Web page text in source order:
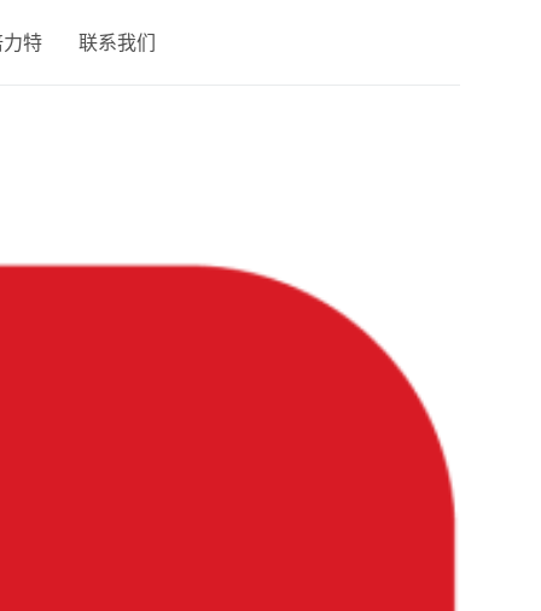
特 联系我们